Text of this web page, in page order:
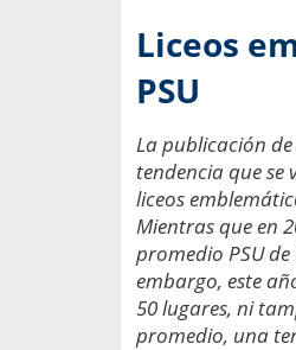
Liceos
PSU
La publicación
tendencia que se
liceos
Mientras que en
promedio PSU
embargo, este
50 lugares, ni
promedio, una
por incapacidad
entregados por la
sobre viajes al extranjero
que deben hacer...